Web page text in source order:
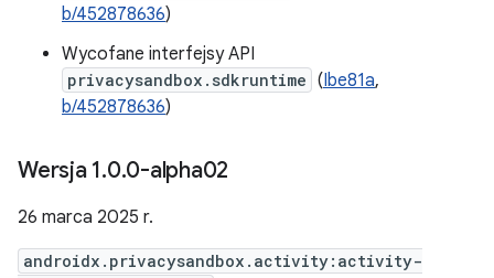
b/452878636)
Wycofane interfejsy API
privacysandbox.sdkruntime (Ibe81a,
b/452878636)
Wersja 1.0.0-alpha02
26 marca 2025 r.
androidx.privacysandbox.activity:activity-